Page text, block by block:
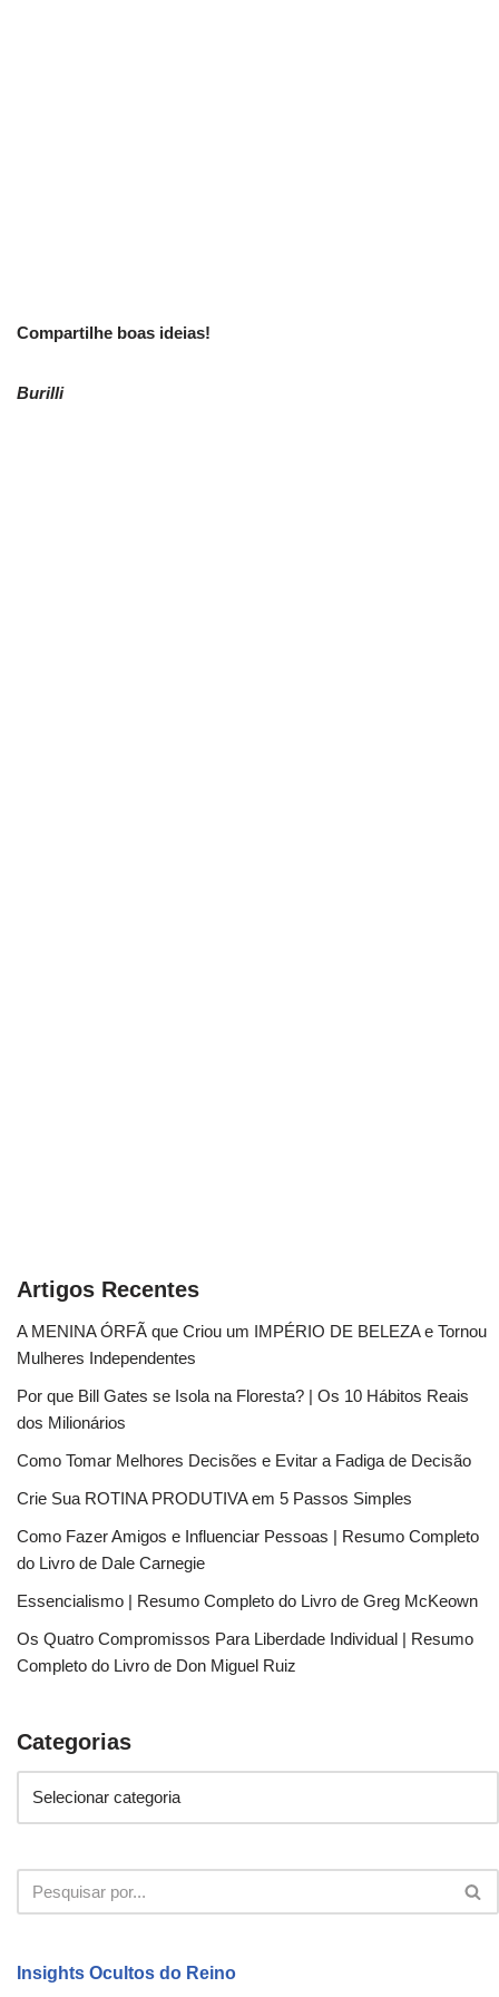
Compartilhe boas ideias!
Burilli
Artigos Recentes
A MENINA ÓRFÃ que Criou um IMPÉRIO DE BELEZA e Tornou
Mulheres Independentes
Por que Bill Gates se Isola na Floresta? | Os 10 Hábitos Reais
dos Milionários
Como Tomar Melhores Decisões e Evitar a Fadiga de Decisão
Crie Sua ROTINA PRODUTIVA em 5 Passos Simples
Como Fazer Amigos e Influenciar Pessoas | Resumo Completo
do Livro de Dale Carnegie
Essencialismo | Resumo Completo do Livro de Greg McKeown
Os Quatro Compromissos Para Liberdade Individual | Resumo
Completo do Livro de Don Miguel Ruiz
Categorias
Insights Ocultos do Reino